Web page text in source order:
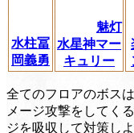
水柱冨
岡義勇
魅灯
水星神マー
キュリー
全てのフロアのボス
メージ攻撃をしてく
ジを吸収して対策しよ